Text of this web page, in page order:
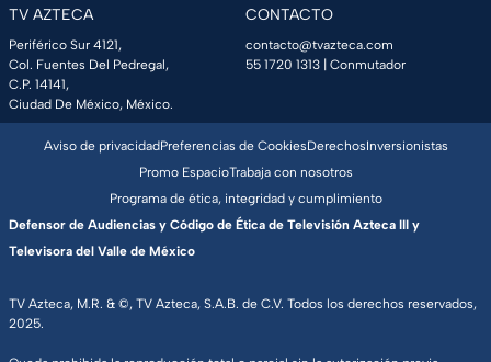
TV AZTECA
Periférico Sur 4121,
Col. Fuentes Del Pedregal,
C.P. 14141,
Ciudad De México, México.
CONTACTO
contacto@tvazteca.com
55 1720 1313 | Conmutador
TV Azteca, M.R. & ©, TV Azteca, S.A.B. de C.V. Todos los derechos reservados,
2025.
Aviso de privacidadPreferencias de CookiesDerechosInversionistas
Promo EspacioTrabaja con nosotros
Programa de ética, integridad y cumplimiento
Defensor de Audiencias y Código de Ética de Televisión Azteca III y
Televisora del Valle de México